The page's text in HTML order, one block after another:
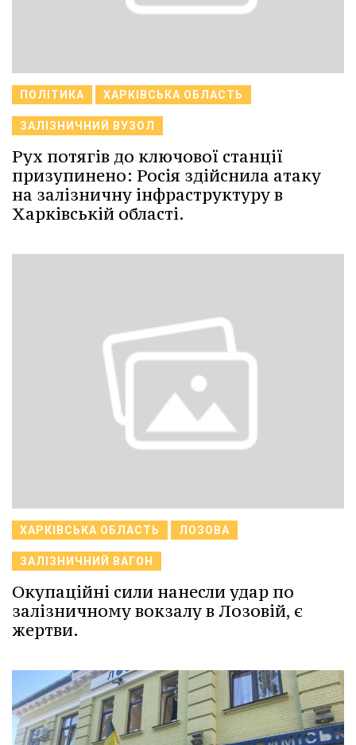
ПОЛІТИКА ХАРКІВСЬКА ОБЛАСТЬ
ЗАЛІЗНИЧНИЙ ВУЗОЛ
Рух потягів до ключової станції
призупинено: Росія здійснила атаку
на залізничну інфраструктуру в
Харківській області.
ХАРКІВСЬКА ОБЛАСТЬ ЛОЗОВА
ЗАЛІЗНИЧНИЙ ВАГОН
Окупаційні сили нанесли удар по
залізничному вокзалу в Лозовій, є
жертви.